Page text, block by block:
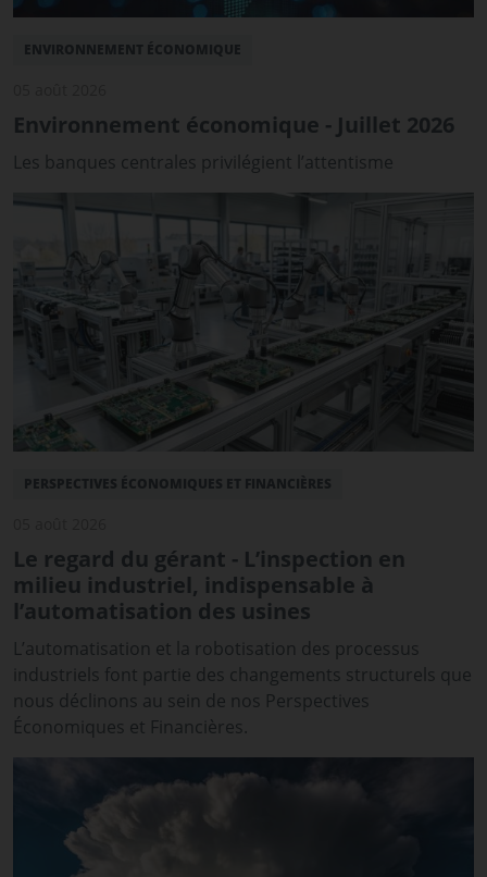
ENVIRONNEMENT ÉCONOMIQUE
Environnement économique - Juillet 2026
Les banques centrales privilégient l’attentisme
PERSPECTIVES ÉCONOMIQUES ET FINANCIÈRES
Le regard du gérant - L’inspection en
milieu industriel, indispensable à
l’automatisation des usines
L’automatisation et la robotisation des processus
industriels font partie des changements structurels que
nous déclinons au sein de nos Perspectives
Économiques et Financières.